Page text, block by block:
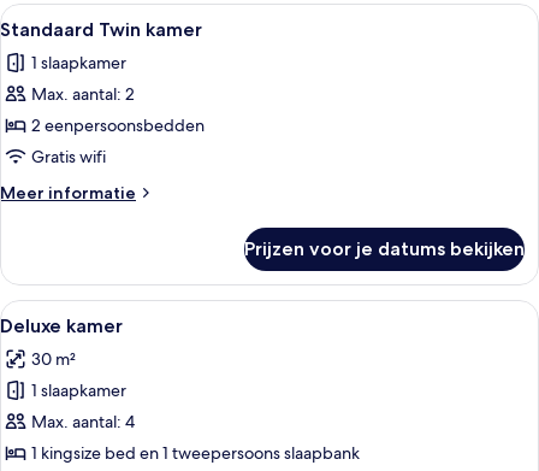
Alle
foto's
voor
Standaard
Twin
kamer
laden
Een hotelkamer met twee bedden,
8
Standaard Twin kamer
1 slaapkamer
Max. aantal: 2
2 eenpersoonsbedden
Gratis wifi
Meer informatie
Meer
Twin
kamer
Prijzen voor je datums bekijken
Alle
foto's
voor
Deluxe
kamer
laden
Een moderne woonkamer met een
14
Deluxe kamer
30 m²
1 slaapkamer
Max. aantal: 4
1 kingsize bed en 1 tweepersoons slaapbank